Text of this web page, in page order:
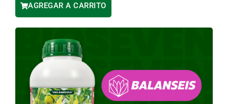
AGREGAR A CARRITO